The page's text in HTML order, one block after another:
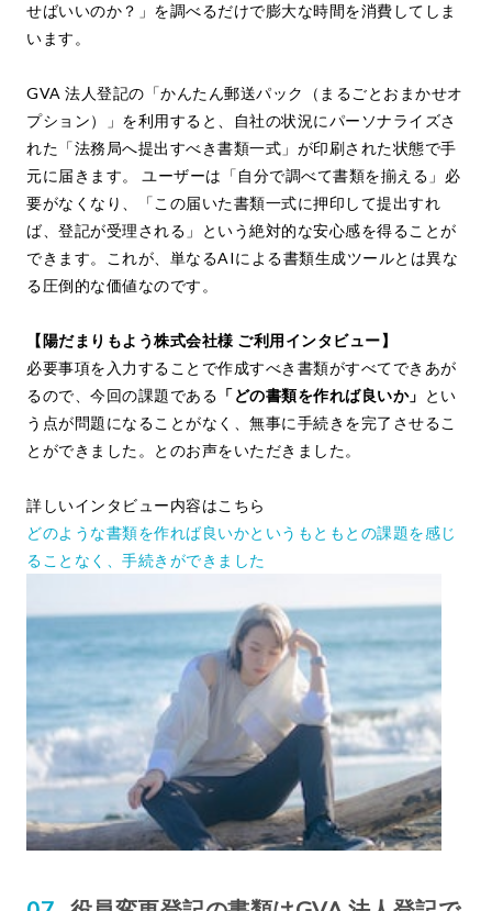
せばいいのか？」を調べるだけで膨大な時間を消費してしま
います。
GVA 法人登記の「かんたん郵送パック（まるごとおまかせオ
プション）」を利用すると、自社の状況にパーソナライズさ
れた「法務局へ提出すべき書類一式」が印刷された状態で手
元に届きます。 ユーザーは「自分で調べて書類を揃える」必
要がなくなり、「この届いた書類一式に押印して提出すれ
ば、登記が受理される」という絶対的な安心感を得ることが
できます。これが、単なるAIによる書類生成ツールとは異な
る圧倒的な価値なのです。
【陽だまりもよう株式会社様 ご利用インタビュー】
必要事項を入力することで作成すべき書類がすべてできあが
るので、今回の課題である 「どの書類を作れば良いか」 とい
う点が問題になることがなく、無事に手続きを完了させるこ
とができました。とのお声をいただきました。
詳しいインタビュー内容はこちら
どのような書類を作れば良いかというもともとの課題を感じ
ることなく、手続きができました